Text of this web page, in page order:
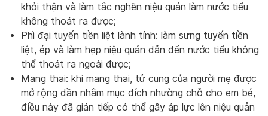
khỏi thận và làm tắc nghẽn niệu quản làm nước tiểu
không thoát ra được;
Phì đại tuyến tiền liệt lành tính: làm sưng tuyến tiền
liệt, ép và làm hẹp niệu quản dẫn đến nước tiểu không
thể thoát ra ngoài được;
Mang thai: khi mang thai, tử cung của người mẹ được
mở rộng dần nhằm mục đích nhường chỗ cho em bé,
điều này đã gián tiếp có thể gây áp lực lên niệu quản